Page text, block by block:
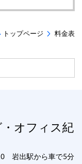
トップページ 料金表
・オフィス紀
岩出駅から車で5分